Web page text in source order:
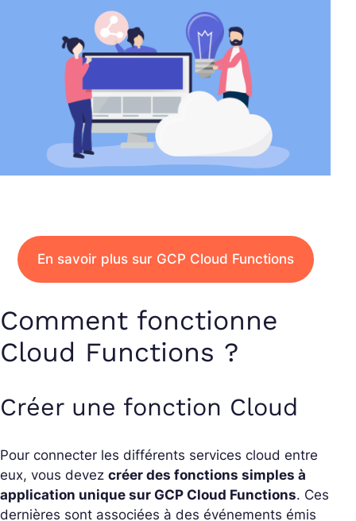
En savoir plus sur GCP Cloud Functions
Comment fonctionne
Cloud Functions ?
Créer une fonction Cloud
Pour connecter les différents services cloud entre
eux, vous devez créer des fonctions simples à
application unique sur GCP Cloud Functions. Ces
dernières sont associées à des événements émis